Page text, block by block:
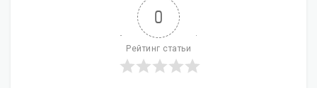
0
Рейтинг статьи